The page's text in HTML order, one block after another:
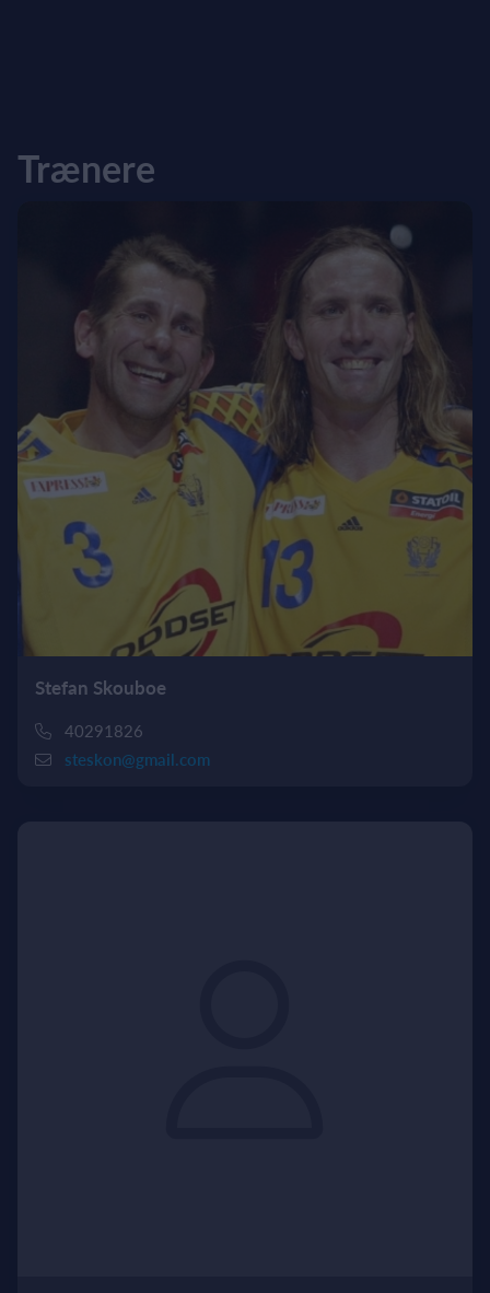
Trænere
Stefan Skouboe
40291826
steskon@gmail.com